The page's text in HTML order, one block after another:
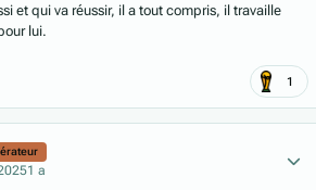
et qui va réussir, il a tout compris, il travaille
lui.
1
1 a